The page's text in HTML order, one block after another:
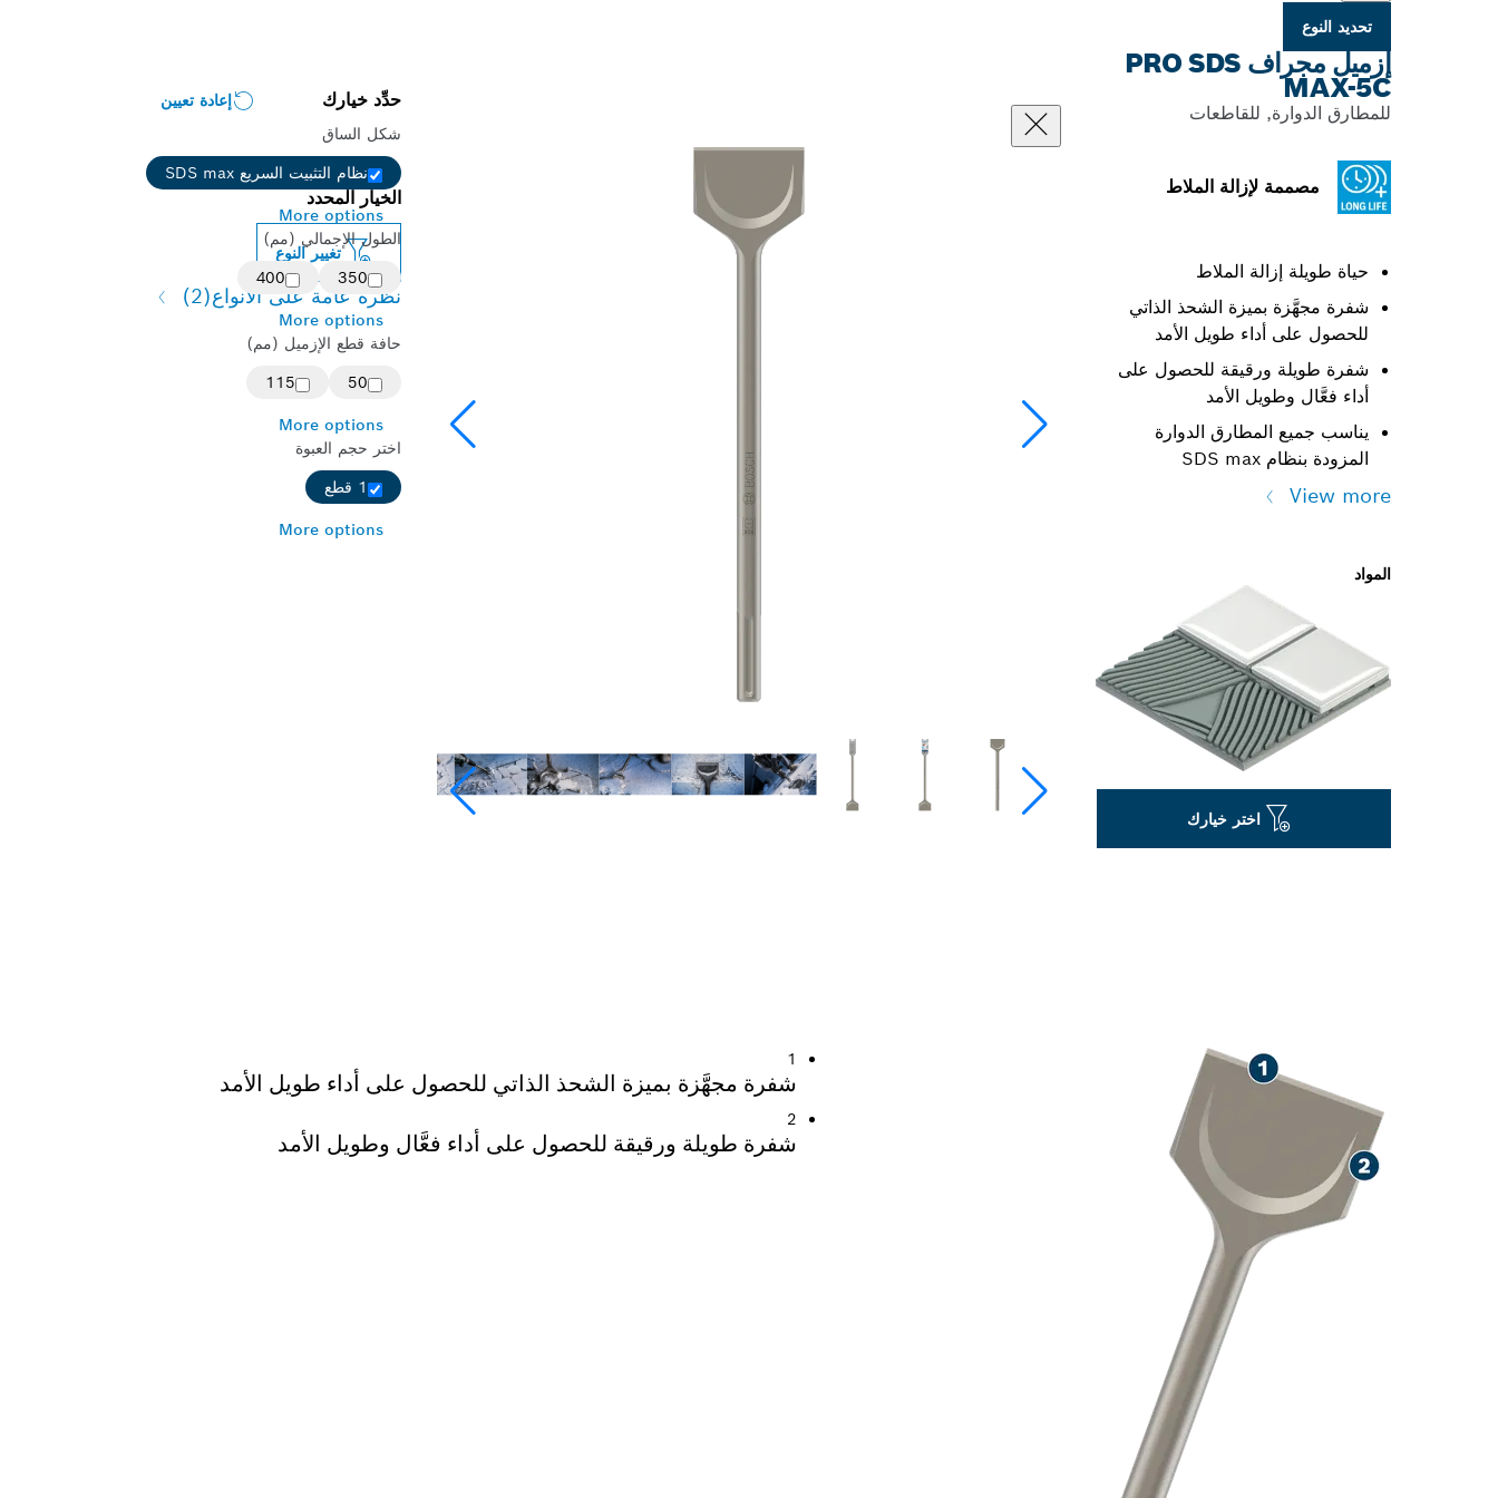
تحديد النوع
إزميل مجراف PRO SDS
MAX-5C
للمطارق الدوارة, للقاطعات
مصممة لإزالة الملاط
حياة طويلة إزالة الملاط
شفرة مجهَّزة بميزة الشحذ الذاتي
للحصول على أداء طويل الأمد
شفرة طويلة ورقيقة للحصول على
أداء فعَّال وطويل الأمد
يناسب جميع المطارق الدوارة
المزودة بنظام SDS max
View more
المواد
اختر خيارك
حدِّد خيارك
إعادة تعيين
شكل الساق
نظام التثبيت السريع SDS max
More options
الطول الإجمالي (مم)
350
400
More options
حافة قطع الإزميل (مم)
50
115
More options
اختر حجم العبوة
1 قطع
More options
الخيار المحدد
تغيير النوع
نظرة عامة على الأنواع(2)
1
شفرة مجهَّزة بميزة الشحذ الذاتي للحصول على أداء طويل الأمد
2
شفرة طويلة ورقيقة للحصول على أداء فعَّال وطويل الأمد